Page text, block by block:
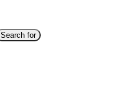
Search for